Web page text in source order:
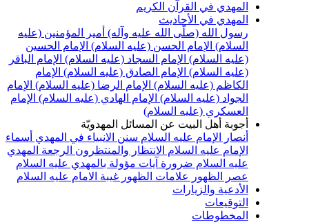
المهدي في القرآن الكريم
المهدي في الأحاديث
رسول الله (صلّى الله عليه وآله) أمير المؤمنين (عليه
السلام) الإمام الحسن (عليه السلام) الإمام الحسين
(عليه السلام) الإمام السجاد (عليه السلام) الإمام الباقر
(عليه السلام) الإمام الصادق (عليه السلام) الإمام
الكاظم (عليه السلام) الإمام الرضا (عليه السلام) الإمام
الجواد (عليه السلام) الإمام الهادي (عليه السلام) الإمام
العسكري (عليه السلام)
أجوبة أهل البيت عن المسائل المهدويّة
أنصار الإمام عليه السلام سنن الانبياء في المهدي أسماء
الإمام عليه السلام الانتظار والمنتظرون الرجعة المهدي
عليه السلام ضرورة آيات مؤولة بالمهدي عليه السلام
عصر الظهور
علامات الظهور غيبة الامام عليه السلام
الأدعية والزيارات
التوقيعات
المخطوطات